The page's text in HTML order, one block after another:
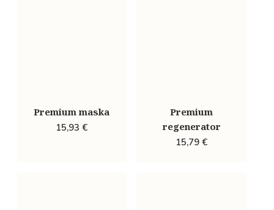
Premium maska
15,93€
Premium
regenerator
15,79€